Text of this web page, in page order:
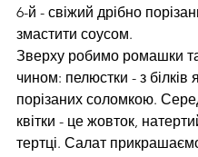
6-й - свіжий дрібно
змастити соусом.
Зверху робимо ромашки
чином: пелюстки - з білків
порізаних соломкою.
квітки - це жовток,
тертці. Салат